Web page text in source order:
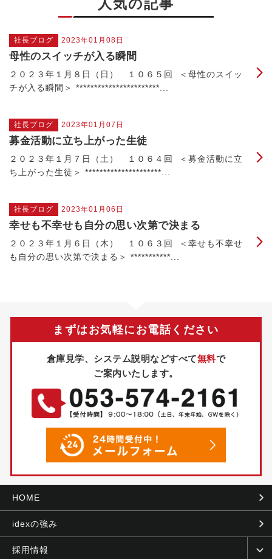
人気の記事
社長ブログ 2023年01月08日
母性のスイッチが入る瞬間
２０２３年１月８日（日） １０６５回 ＜母性のスイッ
チが入る瞬間＞ ***********************...
社長ブログ 2023年01月07日
募金活動に立ち上がった生徒
２０２３年１月７日（土） １０６４回 ＜募金活動に立
ち上がった生徒＞ *********************...
社長ブログ 2023年01月06日
幸せも不幸せも自分の思い次第で決まる
２０２３年１月６日（木） １０６３回 ＜幸せも不幸せ
も自分の思い次第で決まる＞ ***********...
まずはお気軽にお電話ください
倉庫見学、システム説明などすべて無料で
ご案内いたします。
HOME
idexの強み
採用情報